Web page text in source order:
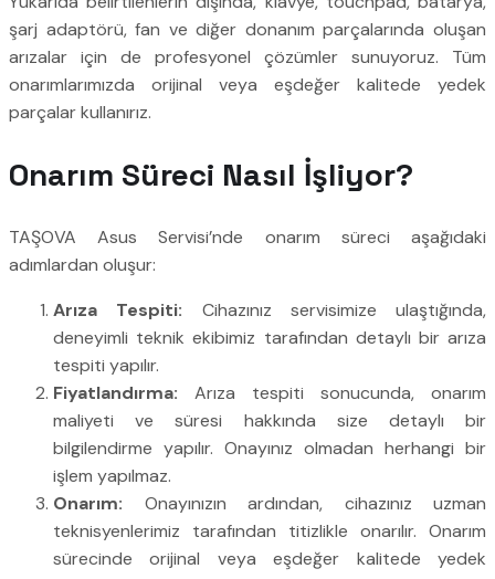
şarj adaptörü, fan ve diğer donanım parçalarında oluşan
arızalar için de profesyonel çözümler sunuyoruz. Tüm
onarımlarımızda orijinal veya eşdeğer kalitede yedek
parçalar kullanırız.
Onarım Süreci Nasıl İşliyor?
TAŞOVA Asus Servisi’nde onarım süreci aşağıdaki
adımlardan oluşur:
Arıza Tespiti: Cihazınız servisimize ulaştığında,
deneyimli teknik ekibimiz tarafından detaylı bir arıza
tespiti yapılır.
Fiyatlandırma: Arıza tespiti sonucunda, onarım
maliyeti ve süresi hakkında size detaylı bir
bilgilendirme yapılır. Onayınız olmadan herhangi bir
işlem yapılmaz.
Onarım: Onayınızın ardından, cihazınız uzman
teknisyenlerimiz tarafından titizlikle onarılır. Onarım
sürecinde orijinal veya eşdeğer kalitede yedek